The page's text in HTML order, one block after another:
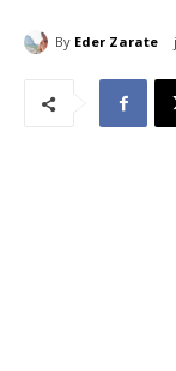
By Eder Zarate